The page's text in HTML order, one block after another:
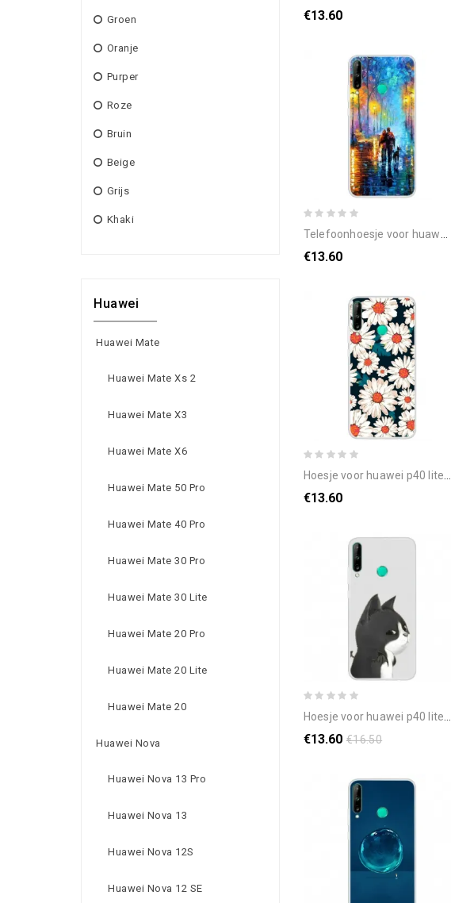
Groen
Oranje
Purper
Roze
Bruin
Beige
Grijs
Khaki
Huawei
Huawei Mate
Huawei Mate Xs 2
Huawei Mate X3
Huawei Mate X6
Huawei Mate 50 Pro
Huawei Mate 40 Pro
Huawei Mate 30 Pro
Huawei Mate 30 Lite
Huawei Mate 20 Pro
Huawei Mate 20 Lite
Huawei Mate 20
Huawei Nova
Huawei Nova 13 Pro
Huawei Nova 13
Huawei Nova 12S
Huawei Nova 12 SE
€13.60
telefoonhoesje voor huawei p40 lite e / huawei y7p familiewandeling
€13.60
hoesje voor huawei p40 lite e / huawei y7p vrijheidsbloemen
€13.60
hoesje voor huawei p40 lite e / huawei y7p duivelskat
€13.60 €16.50